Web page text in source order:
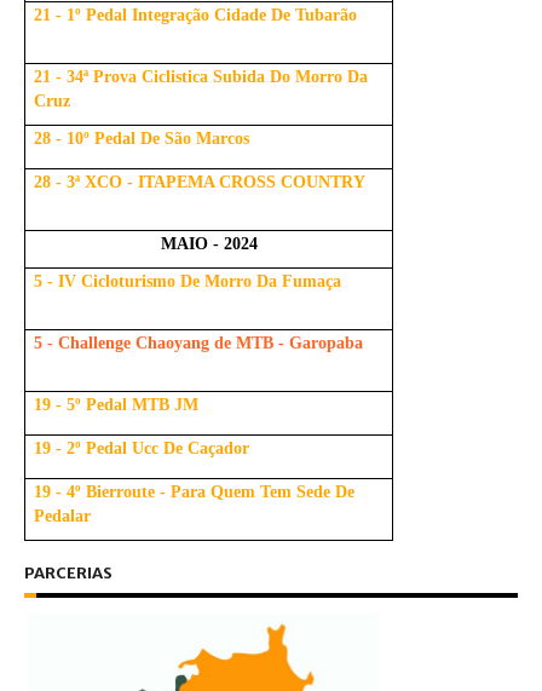
21 - 1º Pedal Integração Cidade De Tubarão
21 - 34ª Prova Ciclistica Subida Do Morro Da
Cruz
28 - 10º Pedal De São Marcos
28 - 3ª XCO - ITAPEMA CROSS COUNTRY
MAIO - 2024
5 - IV Cicloturismo De Morro Da Fumaça
5 - Challenge Chaoyang de MTB - Garopaba
19 - 5º Pedal MTB JM
19 - 2º Pedal Ucc De Caçador
19 - 4º Bierroute - Para Quem Tem Sede De
Pedalar
PARCERIAS